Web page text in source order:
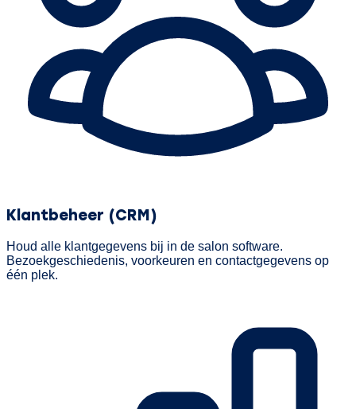
Klantbeheer (CRM)
Houd alle klantgegevens bij in de salon software.
Bezoekgeschiedenis, voorkeuren en contactgegevens op
één plek.